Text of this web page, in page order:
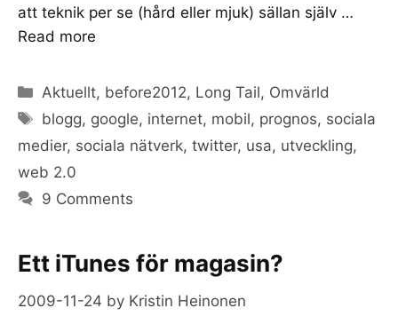
att teknik per se (hård eller mjuk) sällan själv …
Read more
Categories
Aktuellt, before2012, Long Tail, Omvärld
Tags
blogg, google, internet, mobil, prognos, sociala
medier, sociala nätverk, twitter, usa, utveckling,
web 2.0
9 Comments
Ett iTunes för magasin?
2009-11-24 by Kristin Heinonen